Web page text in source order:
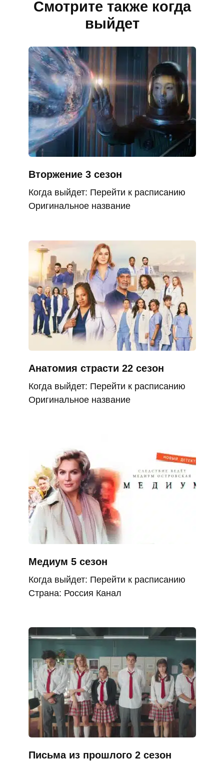
Смотрите также когда
выйдет
Вторжение 3 сезон
Когда выйдет: Перейти к расписанию
Оригинальное название
Анатомия страсти 22 сезон
Когда выйдет: Перейти к расписанию
Оригинальное название
Медиум 5 сезон
Когда выйдет: Перейти к расписанию
Страна: Россия Канал
Письма из прошлого 2 сезон